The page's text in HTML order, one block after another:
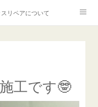
リペアについて
・研磨・磨き
工です🤓